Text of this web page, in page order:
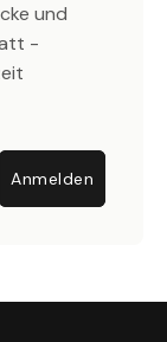
und
-
Anmelden